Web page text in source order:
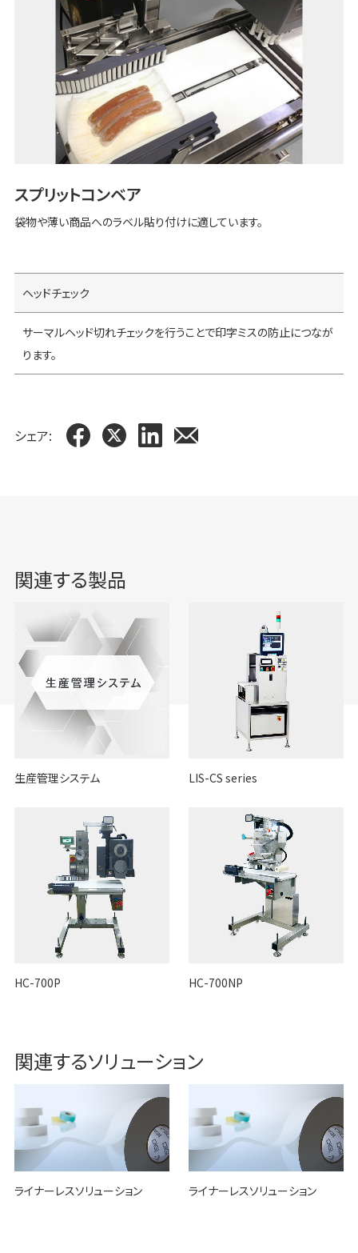
スプリットコンベア
袋物や薄い商品へのラベル貼り付けに適しています。
ヘッドチェック
サーマルヘッド切れチェックを行うことで印字ミスの防止につなが
ります。
シェア:
関連する製品
生産管理システム LIS-CS series
HC-700P HC-700NP
関連するソリューション
ライナーレスソリューション ライナーレスソリューション